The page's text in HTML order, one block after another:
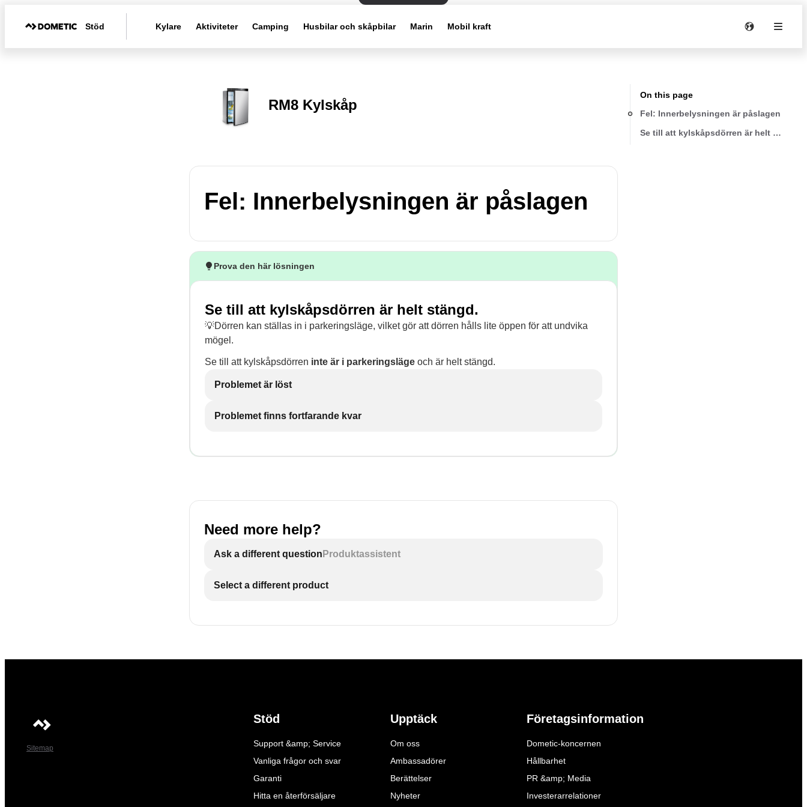
Stöd Kylare Aktiviteter Camping Husbilar och skåpbilar Marin Mobil kraft
RM8 Kylskåp
Fel: Innerbelysningen är påslagen
Prova den här lösningen
Se till att kylskåpsdörren är helt stängd.
💡Dörren kan ställas in i parkeringsläge, vilket gör att dörren hålls lite öppen för att undvika
mögel.
Se till att kylskåpsdörren inte är i parkeringsläge och är helt stängd.
Problemet är löst
Problemet finns fortfarande kvar
Need more help?
Ask a different question Produktassistent
Select a different product
On this page
Fel: Innerbelysningen är påslagen
Se till att kylskåpsdörren är helt stängd.
Sitemap
Stöd
Support &amp; Service
Vanliga frågor och svar
Garanti
Hitta en återförsäljare
Upptäck
Om oss
Ambassadörer
Berättelser
Nyheter
Företagsinformation
Dometic-koncernen
Hållbarhet
PR &amp; Media
Investerarrelationer